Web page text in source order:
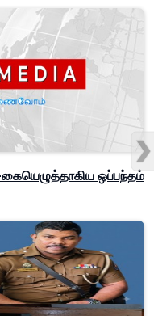
ஒப்பந்தம்